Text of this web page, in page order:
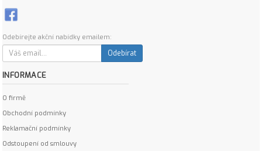
Odebírejte akční nabídky emailem:
Odebírat
INFORMACE
O firmě
Obchodní podmínky
Reklamační podmínky
Odstoupení od smlouvy